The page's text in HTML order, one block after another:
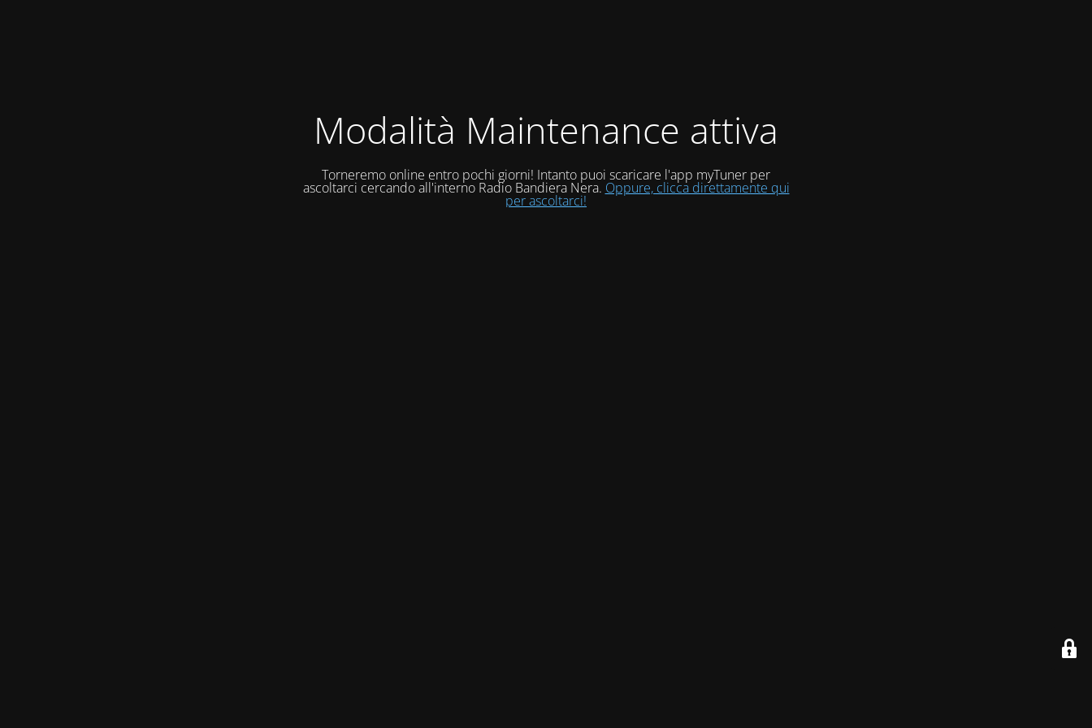
Modalità Maintenance attiva
Torneremo online entro pochi giorni! Intanto puoi scaricare l'app myTuner per
ascoltarci cercando all'interno Radio Bandiera Nera. Oppure, clicca direttamente qui
per ascoltarci!